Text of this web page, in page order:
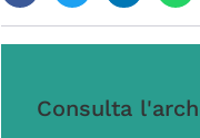
Consulta